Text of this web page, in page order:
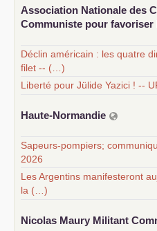
Association Nationale des
Communiste pour favoriser
Déclin américain : les quatre
filet -- (…)
Liberté pour Jülide Yazici ! --
Haute-Normandie
Sapeurs-pompiers;
2026
Les Argentins manifesteront
la (…)
Nicolas Maury Militant